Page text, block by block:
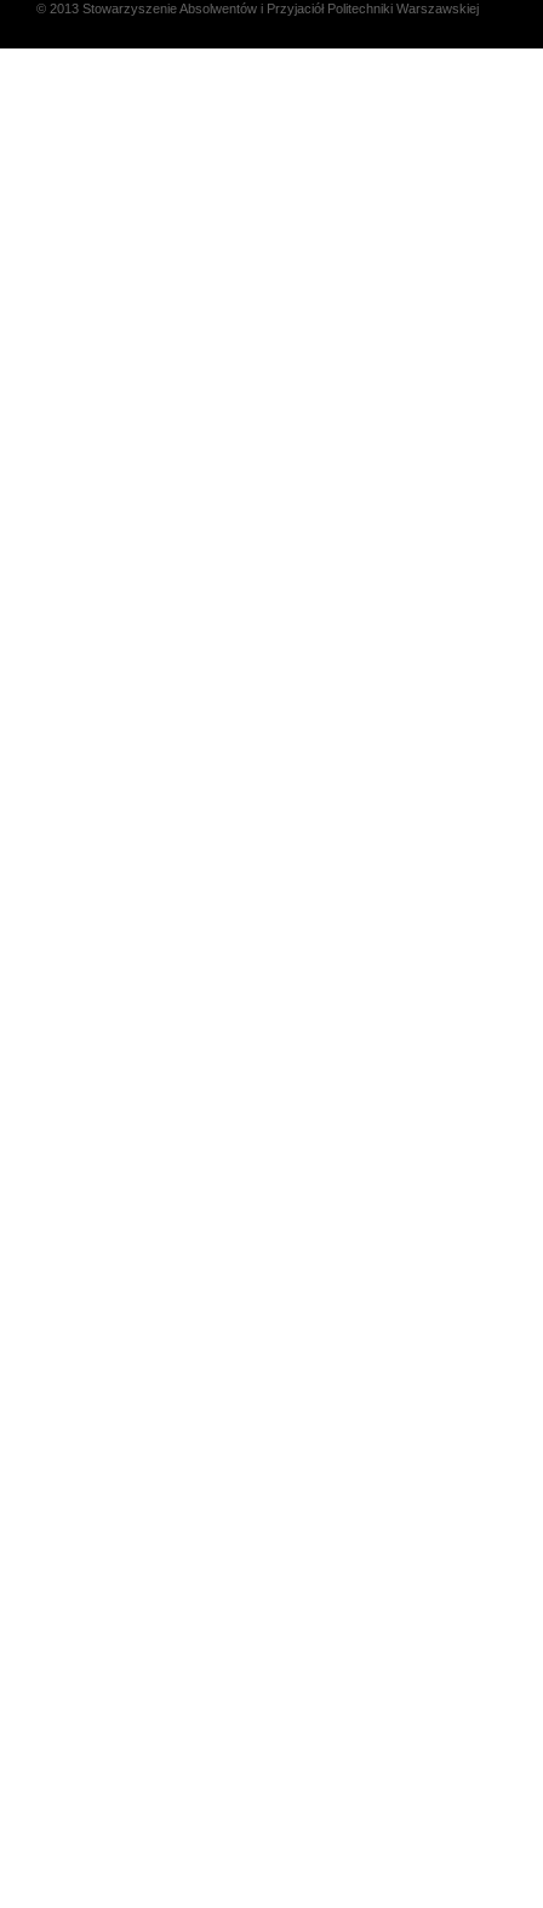
© 2013 Stowarzyszenie Absolwentów i Przyjaciół Politechniki Warszawskiej